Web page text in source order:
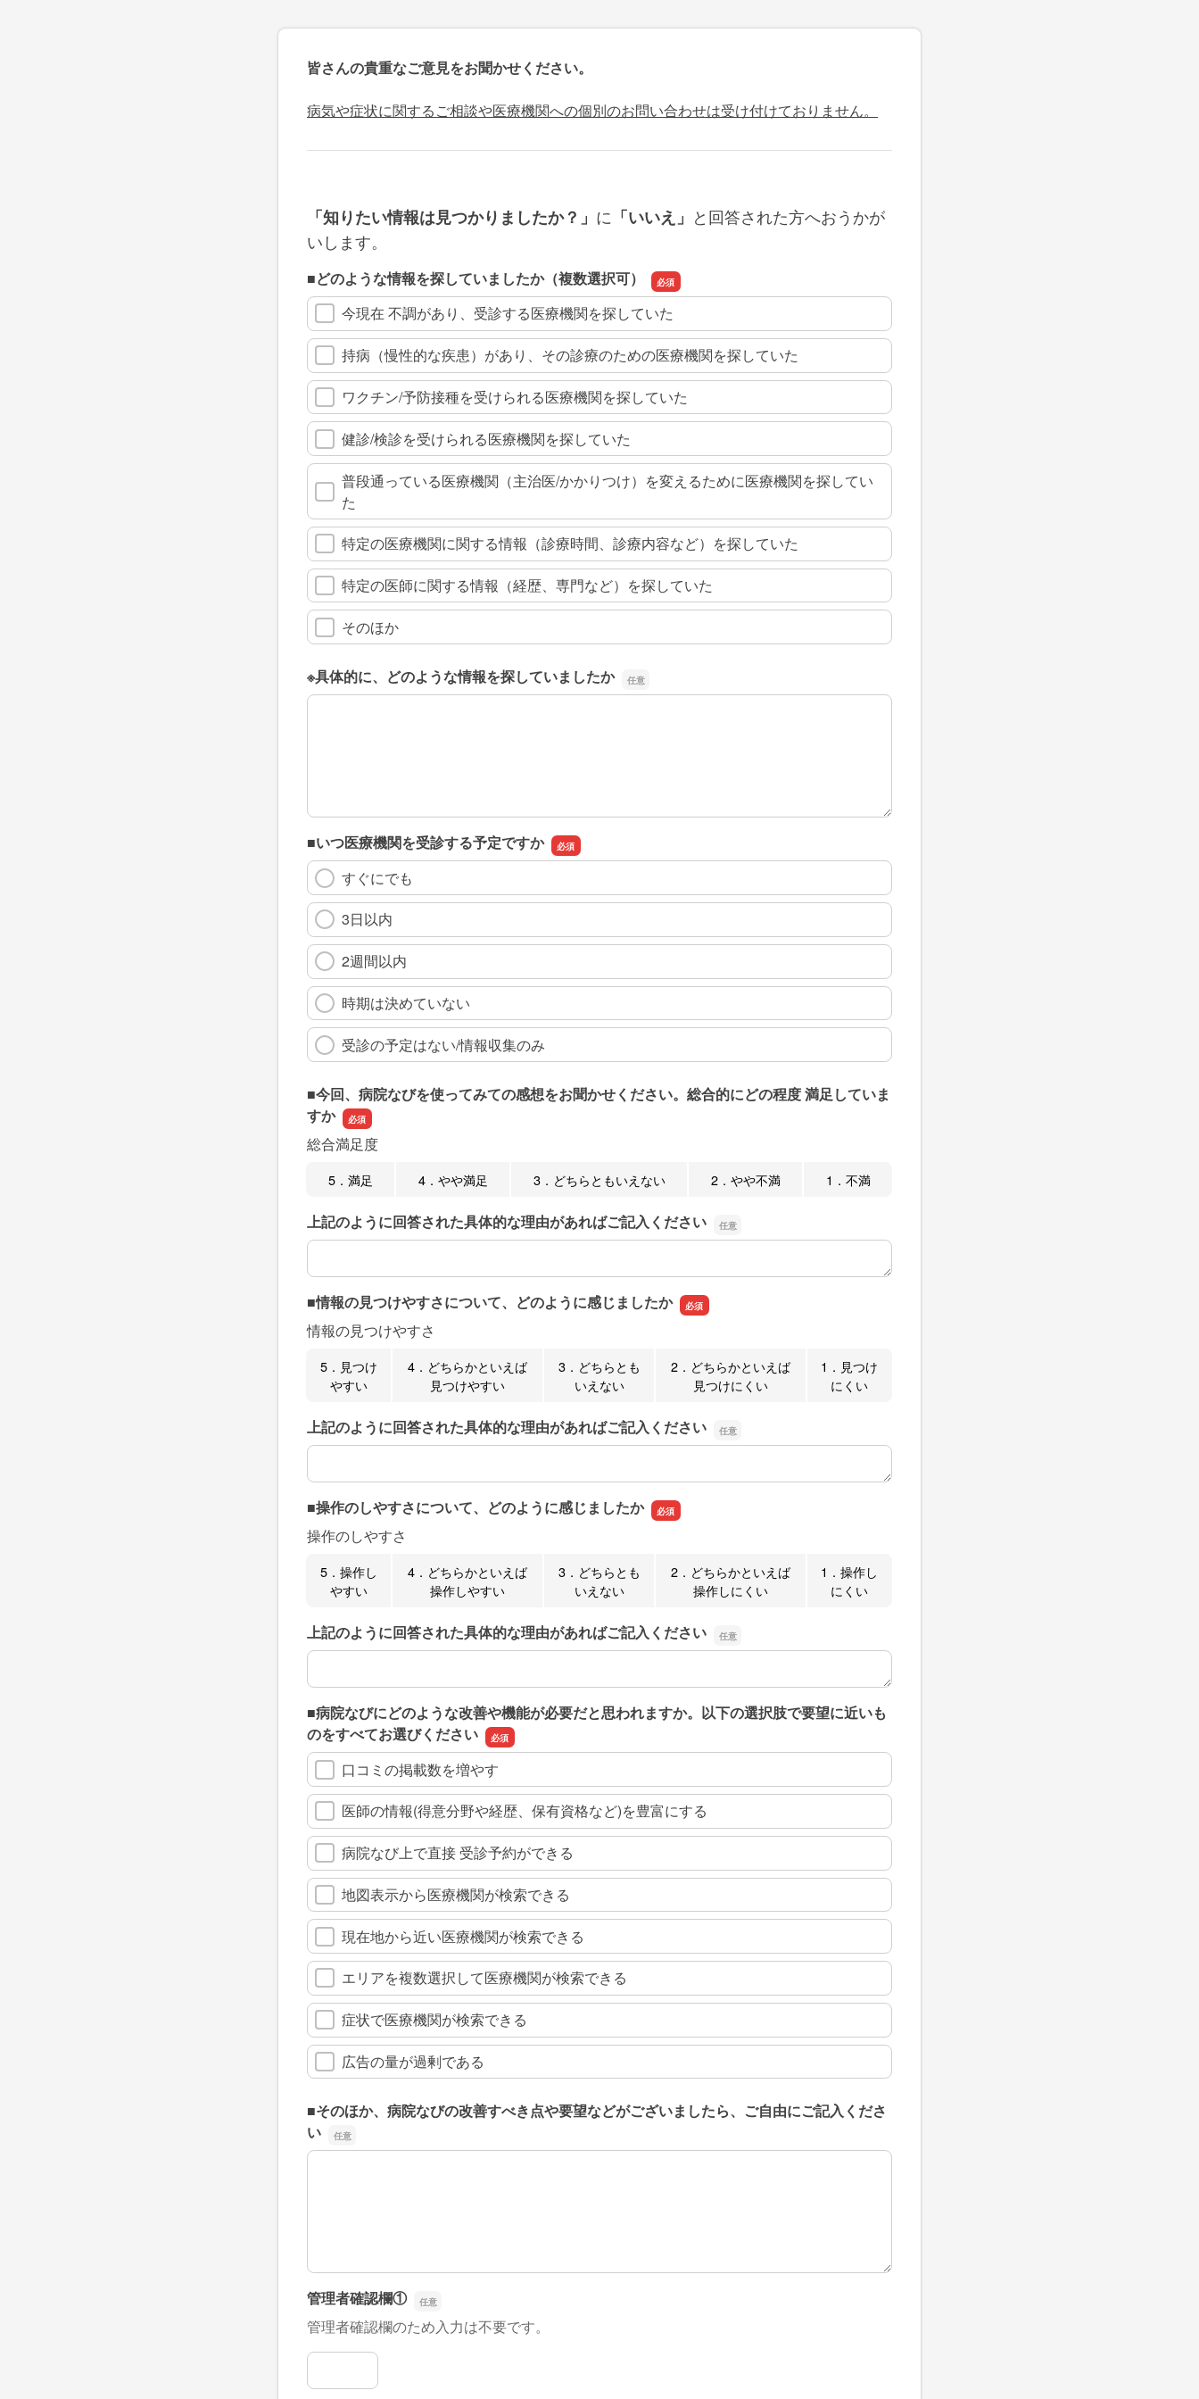
皆さんの貴重なご意見をお聞かせください。
病気や症状に関するご相談や医療機関への個別のお問い合わせは受け付けておりません。
「知りたい情報は見つかりましたか？」 に 「いいえ」 と回答された方へおうかが
いします。
■どのような情報を探していましたか（複数選択可）
今現在 不調があり、受診する医療機関を探していた
持病（慢性的な疾患）があり、その診療のための医療機関を探していた
ワクチン/予防接種を受けられる医療機関を探していた
健診/検診を受けられる医療機関を探していた
普段通っている医療機関（主治医/かかりつけ）を変えるために医療機関を探してい
た
特定の医療機関に関する情報（診療時間、診療内容など）を探していた
特定の医師に関する情報（経歴、専門など）を探していた
そのほか
※具体的に、どのような情報を探していましたか
※具体的に、どのような情報を探していましたか
■いつ医療機関を受診する予定ですか
すぐにでも
3日以内
2週間以内
時期は決めていない
受診の予定はない/情報収集のみ
■今回、病院なびを使ってみての感想をお聞かせください。総合的にどの程度 満足していま
すか
総合満足度
5．満足 4．やや満足 3．どちらともいえない 2．やや不満 1．不満
上記のように回答された具体的な理由があればご記入ください
上記のように回答された具体的な理由があればご記入ください
■情報の見つけやすさについて、どのように感じましたか
情報の見つけやすさ
5．見つけ
やすい
4．どちらかといえば
見つけやすい
3．どちらとも
いえない
2．どちらかといえば
見つけにくい
1．見つけ
にくい
上記のように回答された具体的な理由があればご記入ください
上記のように回答された具体的な理由があればご記入ください
■操作のしやすさについて、どのように感じましたか
操作のしやすさ
5．操作し
やすい
4．どちらかといえば
操作しやすい
3．どちらとも
いえない
2．どちらかといえば
操作しにくい
1．操作し
にくい
上記のように回答された具体的な理由があればご記入ください
上記のように回答された具体的な理由があればご記入ください
■病院なびにどのような改善や機能が必要だと思われますか。以下の選択肢で要望に近いも
のをすべてお選びください
口コミの掲載数を増やす
医師の情報(得意分野や経歴、保有資格など)を豊富にする
病院なび上で直接 受診予約ができる
地図表示から医療機関が検索できる
現在地から近い医療機関が検索できる
エリアを複数選択して医療機関が検索できる
症状で医療機関が検索できる
広告の量が過剰である
■そのほか、病院なびの改善すべき点や要望などがございましたら、ご自由にご記入くださ
い
■そのほか、病院なびの改善すべき点や要望などがございましたら、ご自由にご記入ください
管理者確認欄①
管理者確認欄のため入力は不要です。
管理者確認欄①